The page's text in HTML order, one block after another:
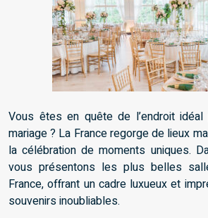
Vous êtes en quête de l’endroit
mariage ? La France regorge de lieux
la célébration de moments uniques.
vous présentons les plus belles
France, offrant un cadre luxueux et
souvenirs inoubliables.